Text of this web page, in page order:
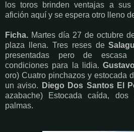
los toros brinden ventajas a
afición aquí y se espera otro lleno
Ficha. Martes día 27 de octubre
plaza llena. Tres reses de
presentadas pero de
condiciones para la lidia.
oro) Cuatro pinchazos y estocada
un aviso.
Diego Dos Santos El
azabache) Estocada caída, dos
palmas.